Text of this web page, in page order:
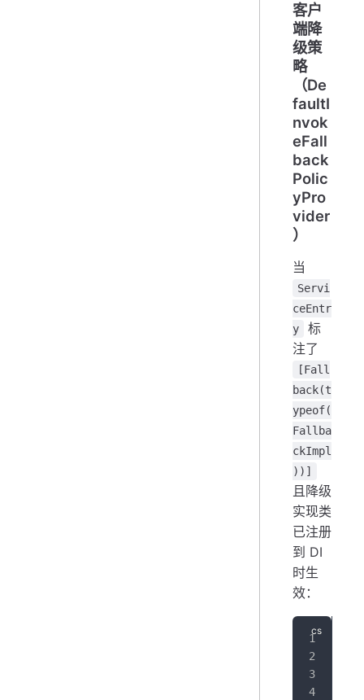
客户
端降
级策
略
（De
faultI
nvok
eFall
back
Polic
yPro
vider
）
当
Servi
ceEntr
y
标
注了
[Fall
back(t
ypeof(
Fallba
ckImpl
))]
且降级
实现类
已注册
到 DI
时生
效：